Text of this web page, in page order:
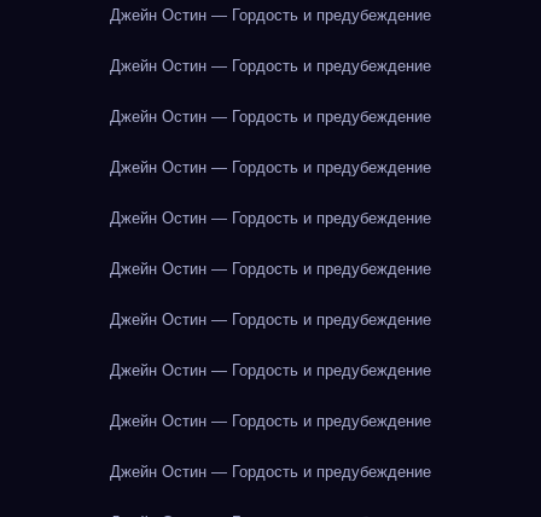
Джейн Остин — Гордость и предубеждение
Джейн Остин — Гордость и предубеждение
Джейн Остин — Гордость и предубеждение
Джейн Остин — Гордость и предубеждение
Джейн Остин — Гордость и предубеждение
Джейн Остин — Гордость и предубеждение
Джейн Остин — Гордость и предубеждение
Джейн Остин — Гордость и предубеждение
Джейн Остин — Гордость и предубеждение
Джейн Остин — Гордость и предубеждение